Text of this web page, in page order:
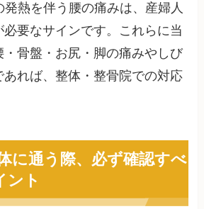
熱を伴う腰の痛みは、産婦人
要なサインです。これらに当
・骨盤・お尻・脚の痛みやしび
れば、整体・整骨院での対応
に通う際、必ず確認すべ
ント